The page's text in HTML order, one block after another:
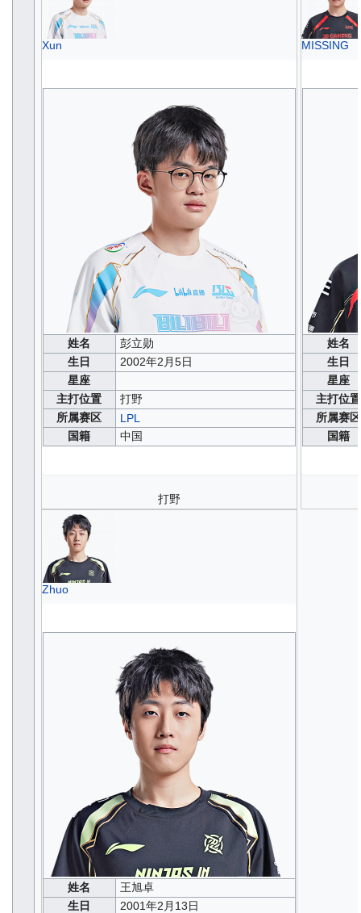
Xun
姓名
彭立勋
生日
2002年2月5日
星座
主打位置
打野
所属赛区
LPL
国籍
中国
打野
MISSING
姓名
生日
星座
主打位置
所属赛区
国籍
Zhuo
姓名
王旭卓
生日
2001年2月13日